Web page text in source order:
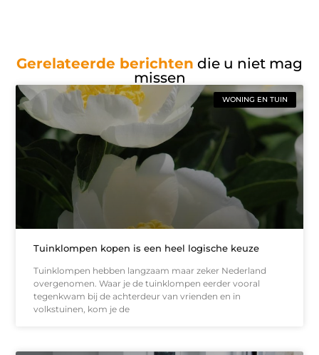
Gerelateerde berichten die u niet mag
missen
WONING EN TUIN
Tuinklompen kopen is een heel logische keuze
Tuinklompen hebben langzaam maar zeker Nederland
overgenomen. Waar je de tuinklompen eerder vooral
tegenkwam bij de achterdeur van vrienden en in
volkstuinen, kom je de